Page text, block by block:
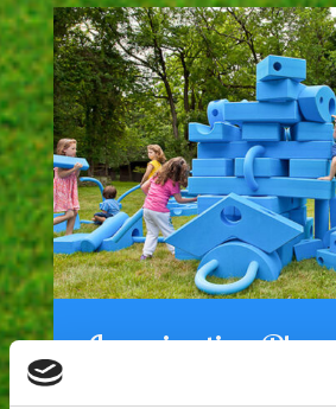
Imagination
Imagination Playground è un